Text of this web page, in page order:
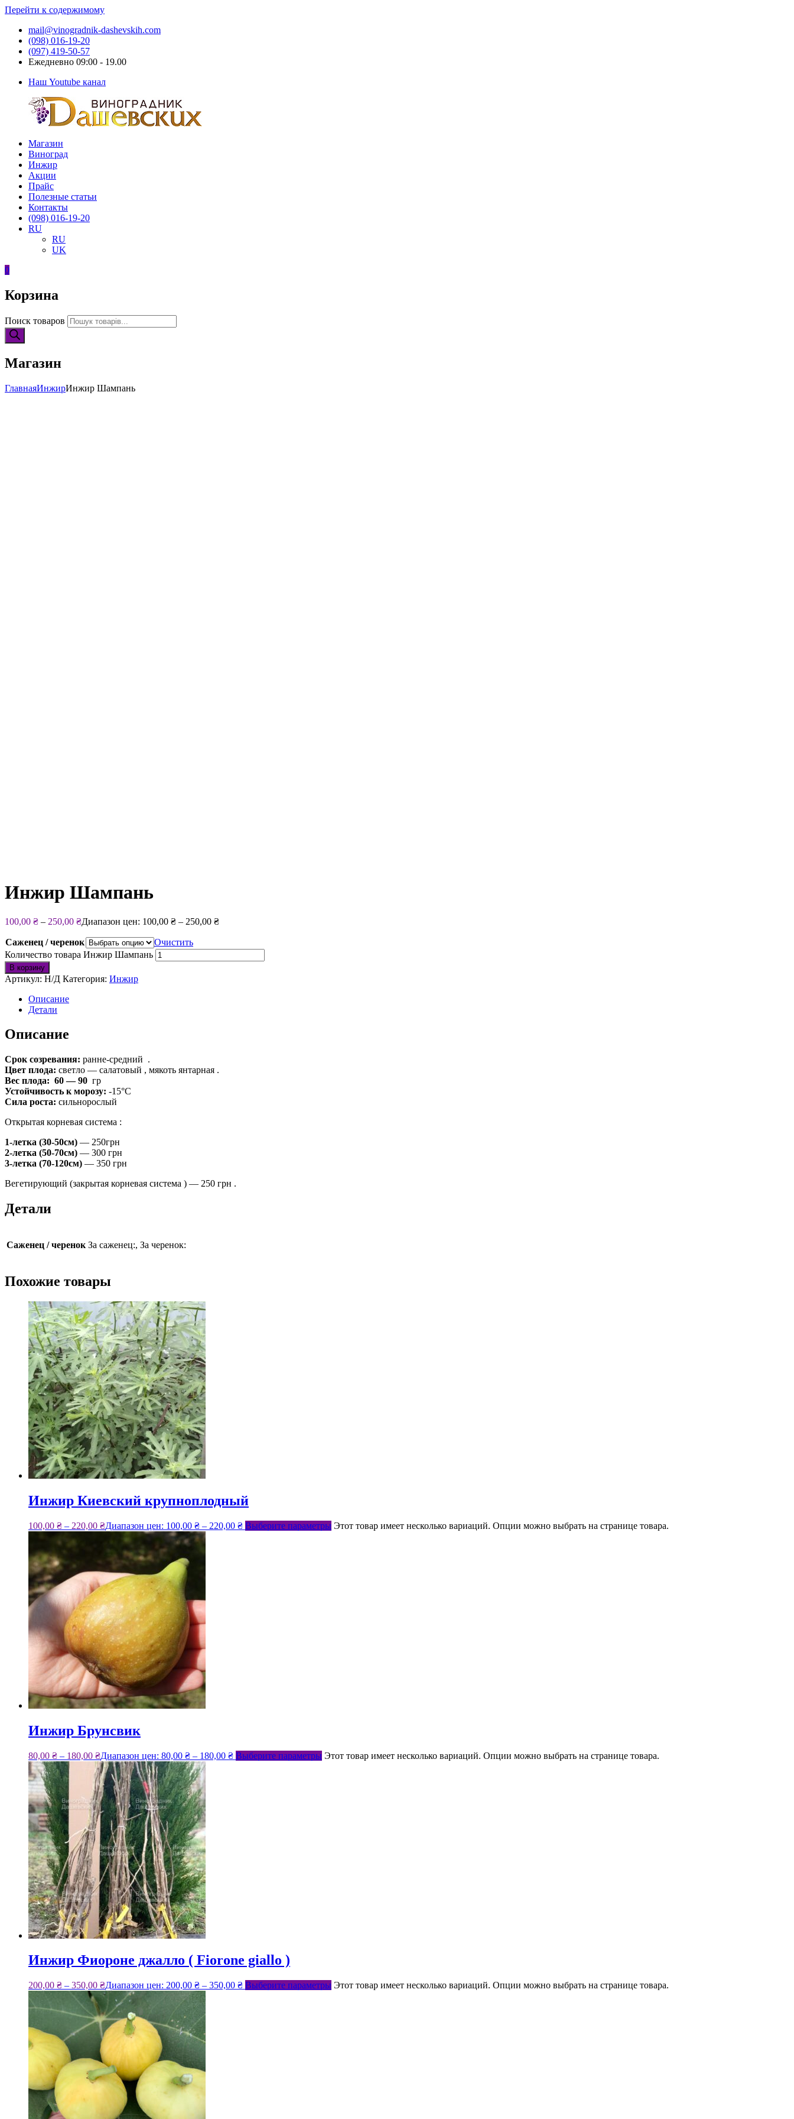
Перейти к содержимому
mail@vinogradnik-dashevskih.com
(098) 016-19-20
(097) 419-50-57
Ежедневно 09:00 - 19.00
Наш Youtube канал
Виноградник
Дашевских
Саженцы
черенки
винограда
Магазин
Виноград
Инжир
Акции
Прайс
Полезные статьи
Контакты
(098) 016-19-20
RU
RU
UK
0
Корзина
Поиск товаров
Магазин
ГлавнаяИнжирИнжир Шампань
Инжир Шампань
100,00 ₴ – 250,00 ₴Диапазон цен: 100,00 ₴ – 250,00 ₴
Саженец / черенок
Очистить
Количество товара Инжир Шампань
В корзину
Артикул: Н/Д Категория: Инжир
Описание
Детали
Описание
Срок созревания: ранне-средний .
Цвет плода: светло — салатовый , мякоть янтарная .
Вес плода: 60 — 90 гр
Устойчивость к морозу: -15°С
Сила роста: сильнорослый
Открытая корневая система :
1-летка (30-50см) — 250грн
2-летка (50-70см) — 300 грн
3-летка (70-120см) — 350 грн
Вегетирующий (закрытая корневая система ) — 250 грн .
Детали
Саженец / черенок За саженец:, За черенок:
Похожие товары
Инжир Киевский крупноплодный
100,00 ₴ – 220,00 ₴Диапазон цен: 100,00 ₴ – 220,00 ₴ Выберите параметры Этот товар имеет несколько вариаций. Опции можно выбрать на странице товара.
Инжир Брунсвик
80,00 ₴ – 180,00 ₴Диапазон цен: 80,00 ₴ – 180,00 ₴ Выберите параметры Этот товар имеет несколько вариаций. Опции можно выбрать на странице товара.
Инжир Фиороне джалло ( Fiorone giallo )
200,00 ₴ – 350,00 ₴Диапазон цен: 200,00 ₴ – 350,00 ₴ Выберите параметры Этот товар имеет несколько вариаций. Опции можно выбрать на странице товара.